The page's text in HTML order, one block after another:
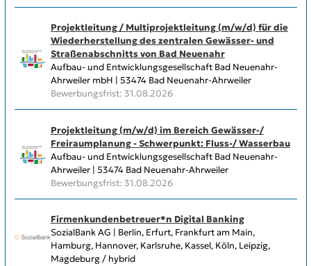
Projektleitung / Multiprojektleitung (m/w/d) für die
Wiederherstellung des zentralen Gewässer- und
Straßenabschnitts von Bad Neuenahr
Aufbau- und Entwicklungsgesellschaft Bad Neuenahr-
Ahrweiler mbH | 53474 Bad Neuenahr-Ahrweiler
Bewerbungsfrist: 31.08.2026
Projektleitung (m/w/d) im Bereich Gewässer-/
Freiraumplanung - Schwerpunkt: Fluss-/ Wasserbau
Aufbau- und Entwicklungsgesellschaft Bad Neuenahr-
Ahrweiler | 53474 Bad Neuenahr-Ahrweiler
Bewerbungsfrist: 31.08.2026
Firmenkundenbetreuer*n Digital Banking
SozialBank AG | Berlin, Erfurt, Frankfurt am Main,
Hamburg, Hannover, Karlsruhe, Kassel, Köln, Leipzig,
Magdeburg / hybrid